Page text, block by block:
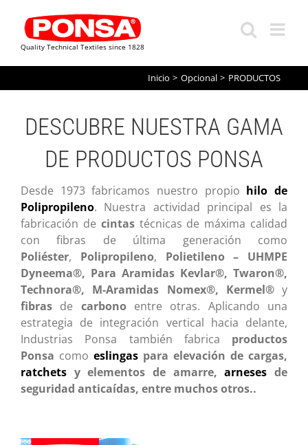
Saltar
Quality Technical Textiles since 1828
Inicio Opcional PRODUCTOS
DESCUBRE NUESTRA GAMA
DE PRODUCTOS PONSA
Desde 1973 fabricamos nuestro propio hilo de
Polipropileno. Nuestra actividad principal es la
fabricación de cintastécnicas de máxima calidad
con fibras de última generación como
Poliéster, Polipropileno, Polietileno – UHMPE
Dyneema®, Para Aramidas Kevlar®, Twaron®,
Technora®, M-Aramidas Nomex®, Kermel®y
fibrasde carbono entre otras. Aplicando una
estrategia de integración vertical hacia delante,
Industrias Ponsa también fabrica productos
Ponsa como eslingas para elevación de cargas,
ratchets y elementos de amarre,arneses de
seguridad anticaídas, entre muchos otros..